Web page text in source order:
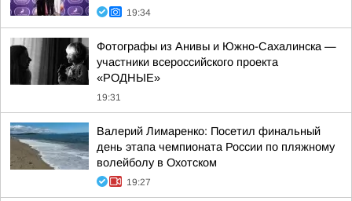
19:34
Фотографы из Анивы и Южно-Сахалинска —
участники всероссийского проекта
«РОДНЫЕ»
19:31
Валерий Лимаренко: Посетил финальный
день этапа чемпионата России по пляжному
волейболу в Охотском
19:27